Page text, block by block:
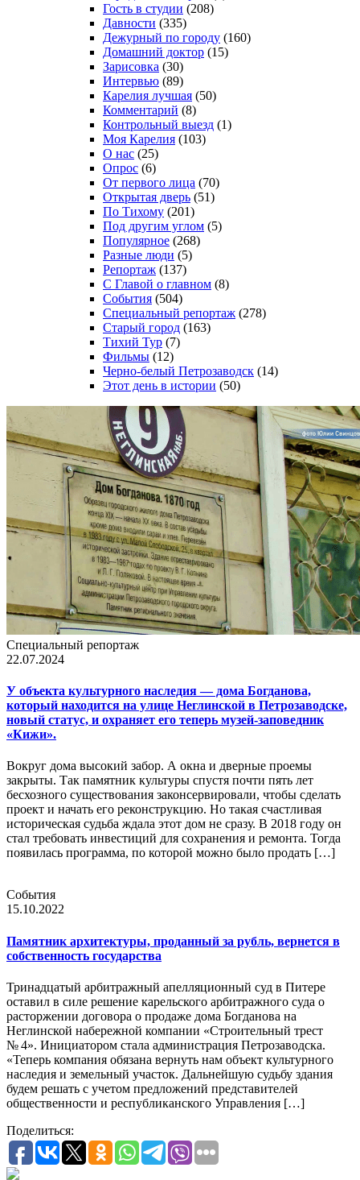
Гость в студии (208)
Давности (335)
Дежурный по городу (160)
Домашний доктор (15)
Зарисовка (30)
Интервью (89)
Карелия лучшая (50)
Комментарий (8)
Контрольный выезд (1)
Моя Карелия (103)
О нас (25)
Опрос (6)
От первого лица (70)
Открытая дверь (51)
По Тихому (201)
Под другим углом (5)
Популярное (268)
Разные люди (5)
Репортаж (137)
С Главой о главном (8)
События (504)
Специальный репортаж (278)
Старый город (163)
Тихий Тур (7)
Фильмы (12)
Черно-белый Петрозаводск (14)
Этот день в истории (50)
Специальный репортаж
22.07.2024
У объекта культурного наследия — дома Богданова,
который находится на улице Неглинской в Петрозаводске,
новый статус, и охраняет его теперь музей-заповедник
«Кижи».
Вокруг дома высокий забор. А окна и дверные проемы
закрыты. Так памятник культуры спустя почти пять лет
бесхозного существования законсервировали, чтобы сделать
проект и начать его реконструкцию. Но такая счастливая
историческая судьба ждала этот дом не сразу. В 2018 году он
стал требовать инвестиций для сохранения и ремонта. Тогда
появилась программа, по которой можно было продать […]
События
15.10.2022
Памятник архитектуры, проданный за рубль, вернется в
собственность государства
Тринадцатый арбитражный апелляционный суд в Питере
оставил в силе решение карельского арбитражного суда о
расторжении договора о продаже дома Богданова на
Неглинской набережной компании «Строительный трест
№ 4». Инициатором стала администрация Петрозаводска.
«Теперь компания обязана вернуть нам объект культурного
наследия и земельный участок. Дальнейшую судьбу здания
будем решать с учетом предложений представителей
общественности и республиканского Управления […]
Поделиться: